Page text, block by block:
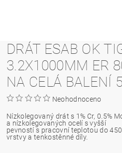
DRÁT ESAB OK
3.2X1000MM ER
NA CELÁ BALENÍ
Neohodnoceno
Nízkolegovaný drát s 1% Cr, 0.5%
a nízkolegovaných ocelí s vyšší
pevností s pracovní teplotou do
vrstvy a tenkostěnné díly.